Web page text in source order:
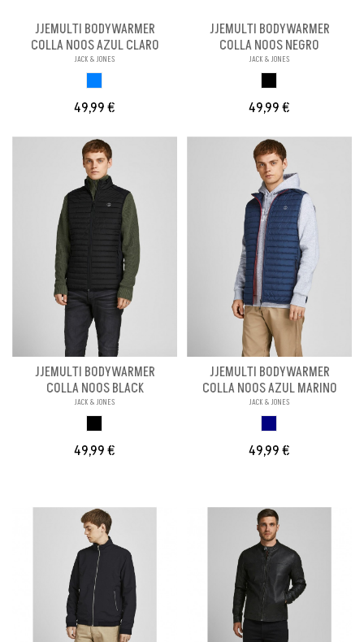
JJEMULTI BODYWARMER
COLLA NOOS AZUL CLARO
JACK & JONES
49,99 €
JJEMULTI BODYWARMER
COLLA NOOS NEGRO
JACK & JONES
49,99 €
JJEMULTI BODYWARMER
COLLA NOOS BLACK
JACK & JONES
49,99 €
JJEMULTI BODYWARMER
COLLA NOOS AZUL MARINO
JACK & JONES
49,99 €